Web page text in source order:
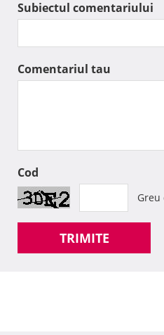
Subiectul comentariului
Comentariul tau
Cod
Greu
TRIMITE